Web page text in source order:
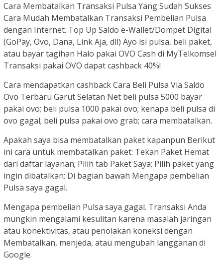
Cara Membatalkan Transaksi Pulsa Yang Sudah Sukses
Cara Mudah Membatalkan Transaksi Pembelian Pulsa
dengan Internet. Top Up Saldo e-Wallet/Dompet Digital
(GoPay, Ovo, Dana, Link Aja, dll) Ayo isi pulsa, beli paket,
atau bayar tagihan Halo pakai OVO Cash di MyTelkomsel
Transaksi pakai OVO dapat cashback 40%!
Cara mendapatkan cashback Cara Beli Pulsa Via Saldo
Ovo Terbaru Garut Selatan Net beli pulsa 5000 bayar
pakai ovo; beli pulsa 1000 pakai ovo; kenapa beli pulsa di
ovo gagal; beli pulsa pakai ovo grab; cara membatalkan.
Apakah saya bisa membatalkan paket kapanpun Berikut
ini cara untuk membatalkan paket: Tekan Paket Hemat
dari daftar layanan; Pilih tab Paket Saya; Pilih paket yang
ingin dibatalkan; Di bagian bawah Mengapa pembelian
Pulsa saya gagal.
Mengapa pembelian Pulsa saya gagal. Transaksi Anda
mungkin mengalami kesulitan karena masalah jaringan
atau konektivitas, atau penolakan koneksi dengan
Membatalkan, menjeda, atau mengubah langganan di
Google.